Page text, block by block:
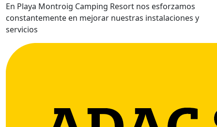
En Playa Montroig Camping Resort nos esforzamos
constantemente en mejorar nuestras instalaciones y
servicios